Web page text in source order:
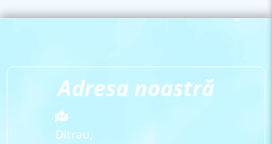
Adresa noastră
Ditrau,